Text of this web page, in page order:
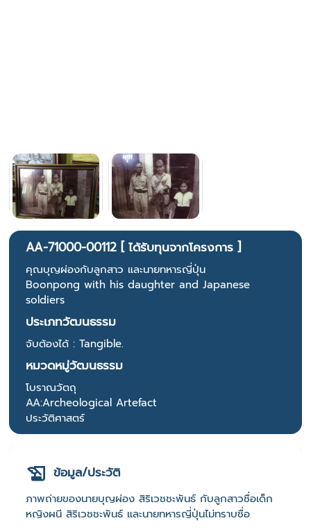
AA-71000-00112 [ ได้รับทุนจากโครงการ ]
คุณบุญผ่องกับลูกสาว และนายทหารญี่ปุ่น
Boonpong with his daughter and Japanese
soldiers
ประเภทวัฒนธรรม
จับต้องได้ : Tangible.
หมวดหมู่วัฒนธรรม
โบราณวัตถุ
AA:Archeological Artefact
ประวัติศาสตร์
ข้อมูล/ประวัติ
ภาพถ่ายของนายบุญผ่อง สิริเวชชะพันธ์ กับลูกสาวชื่อเด็ก
หญิงผนี สิริเวชชะพันธ์ และนายทหารญี่ปุ่นไม่ทราบชื่อ